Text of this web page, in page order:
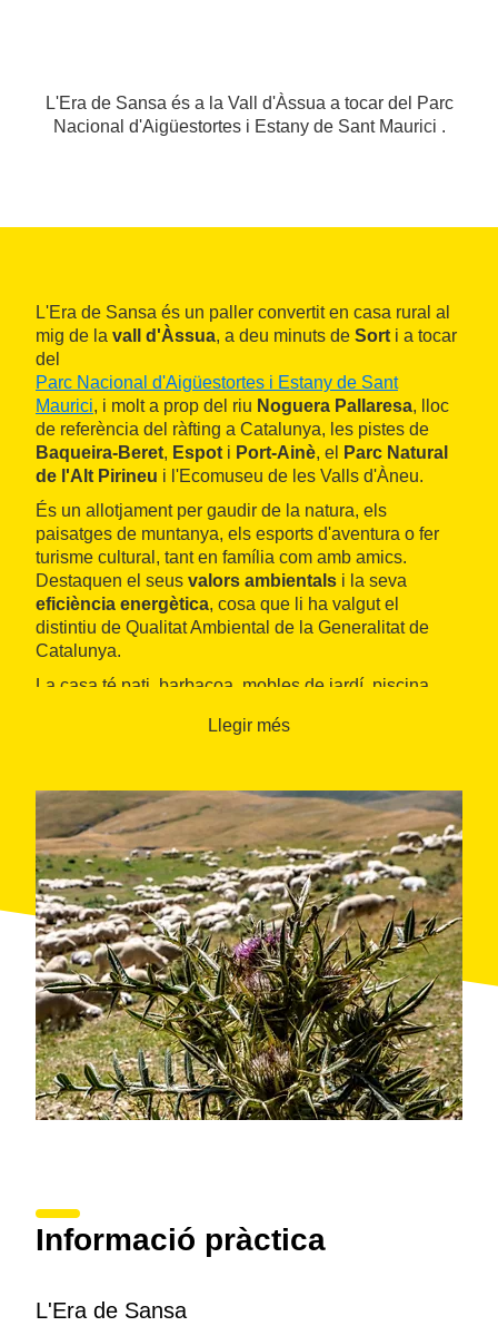
L'Era de Sansa és a la Vall d'Àssua a tocar del Parc
Nacional d'Aigüestortes i Estany de Sant Maurici .
L'Era de Sansa és un paller convertit en casa rural al
mig de la vall d'Àssua, a deu minuts de Sort i a tocar
del
Parc Nacional d'Aigüestortes i Estany de Sant
Maurici, i molt a prop del riu Noguera Pallaresa, lloc
de referència del ràfting a Catalunya, les pistes de
Baqueira-Beret, Espot i Port-Ainè, el
Parc Natural
de l'Alt Pirineu i l'Ecomuseu de les Valls d'Àneu.
És un allotjament per gaudir de la natura, els
paisatges de muntanya, els esports d'aventura o fer
turisme cultural, tant en família com amb amics.
Destaquen el seus valors ambientals i la seva
eficiència energètica, cosa que li ha valgut el
distintiu de Qualitat Ambiental de la Generalitat de
Catalunya.
La casa té pati, barbacoa, mobles de jardí, piscina,
raquetes de neu i trineus.Llegir més
Informació pràctica
L'Era de Sansa